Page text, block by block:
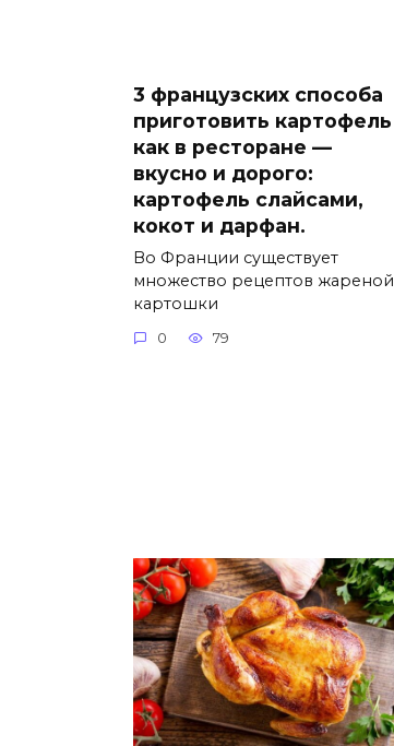
3 французских способа
приготовить картофель
как в ресторане —
вкусно и дорого:
картофель слайсами,
кокот и дарфан.
Во Франции существует
множество рецептов жареной
картошки
0 79